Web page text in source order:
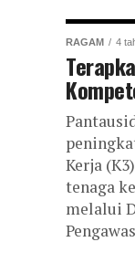
RAGAM 4
Kerja
tenaga
melalui